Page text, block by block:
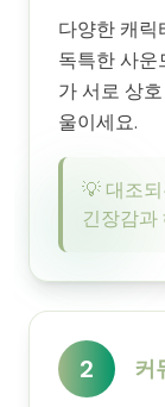
다양한 캐릭
독특한 사운
가 서로 상
울이세요.
💡 대조
긴장감과
2 커